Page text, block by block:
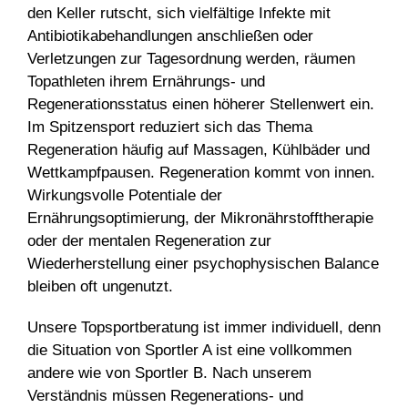
den Keller rutscht, sich vielfältige Infekte mit
Antibiotikabehandlungen anschließen oder
Verletzungen zur Tagesordnung werden, räumen
Topathleten ihrem Ernährungs- und
Regenerationsstatus einen höherer Stellenwert ein.
Im Spitzensport reduziert sich das Thema
Regeneration häufig auf Massagen, Kühlbäder und
Wettkampfpausen. Regeneration kommt von innen.
Wirkungsvolle Potentiale der
Ernährungsoptimierung, der Mikronährstofftherapie
oder der mentalen Regeneration zur
Wiederherstellung einer psychophysischen Balance
bleiben oft ungenutzt.
Unsere Topsportberatung ist immer individuell, denn
die Situation von Sportler A ist eine vollkommen
andere wie von Sportler B. Nach unserem
Verständnis müssen Regenerations- und